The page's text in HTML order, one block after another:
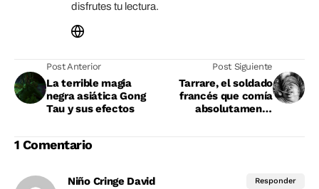
disfrutes tu lectura.
Post Anterior
La terrible magia
negra asiática Gong
Tau y sus efectos
Post Siguiente
Tarrare, el soldado
francés que comía
absolutamente
1 Comentario
Niño Cringe David Responder